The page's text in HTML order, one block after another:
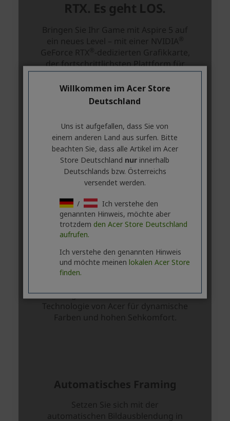
Willkommen im Acer Store
Deutschland
Uns ist aufgefallen, dass Sie von
einem anderen Land aus surfen. Bitte
beachten Sie, dass alle Artikel im Acer
Store Deutschland nur innerhalb
Deutschlands bzw. Österreichs
versendet werden.
/
Ich verstehe den
genannten Hinweis, möchte aber
trotzdem den Acer Store Deutschland
aufrufen.
Ich verstehe den genannten Hinweis
und möchte meinen lokalen Acer Store
finden.